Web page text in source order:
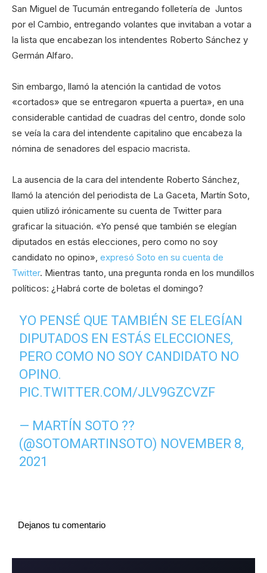
San Miguel de Tucumán entregando folletería de Juntos
por el Cambio, entregando volantes que invitaban a votar a
la lista que encabezan los intendentes Roberto Sánchez y
Germán Alfaro.
Sin embargo, llamó la atención la cantidad de votos
«cortados» que se entregaron «puerta a puerta», en una
considerable cantidad de cuadras del centro, donde solo
se veía la cara del intendente capitalino que encabeza la
nómina de senadores del espacio macrista.
La ausencia de la cara del intendente Roberto Sánchez,
llamó la atención del periodista de La Gaceta, Martín Soto,
quien utilizó irónicamente su cuenta de Twitter para
graficar la situación. «Yo pensé que también se elegían
diputados en estás elecciones, pero como no soy
candidato no opino», expresó Soto en su cuenta de
Twitter. Mientras tanto, una pregunta ronda en los mundillos
políticos: ¿Habrá corte de boletas el domingo?
YO PENSÉ QUE TAMBIÉN SE ELEGÍAN
DIPUTADOS EN ESTÁS ELECCIONES,
PERO COMO NO SOY CANDIDATO NO
OPINO.
PIC.TWITTER.COM/JLV9GZCVZF
— MARTÍN SOTO ??
(@SOTOMARTINSOTO) NOVEMBER 8,
2021
Dejanos tu comentario